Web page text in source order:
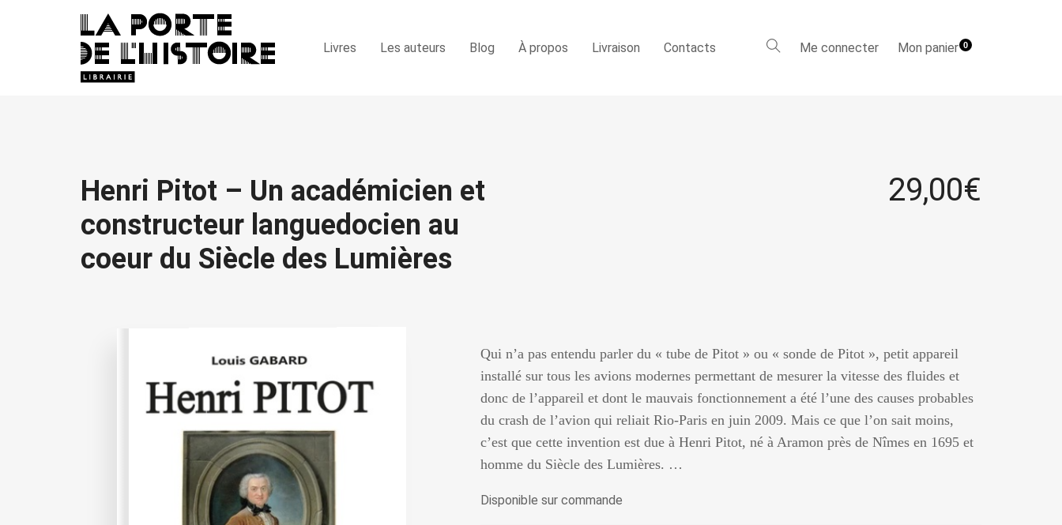
Livres Les auteurs Blog À propos Livraison Contacts Me connecter Mon panier0
Henri Pitot – Un académicien et
constructeur languedocien au
coeur du Siècle des Lumières
29,00€
Qui n’a pas entendu parler du « tube de Pitot » ou « sonde de Pitot », petit appareil
installé sur tous les avions modernes permettant de mesurer la vitesse des fluides et
donc de l’appareil et dont le mauvais fonctionnement a été l’une des causes probables
du crash de l’avion qui reliait Rio-Paris en juin 2009. Mais ce que l’on sait moins,
c’est que cette invention est due à Henri Pitot, né à Aramon près de Nîmes en 1695 et
homme du Siècle des Lumières. …
Disponible sur commande